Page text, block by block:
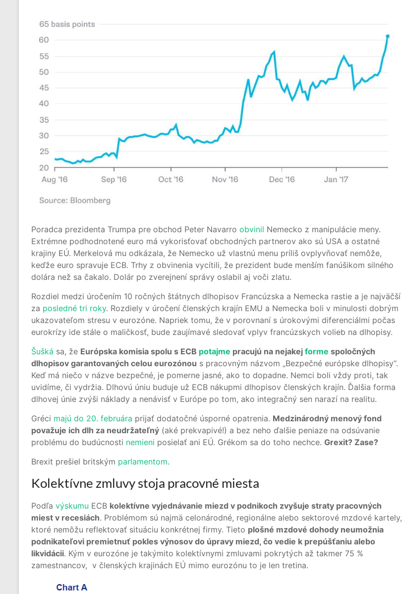
Poradca prezidenta Trumpa pre obchod Peter Navarro obvinil Nemecko z manipulácie meny.
Extrémne podhodnotené euro má vykorisťovať obchodných partnerov ako sú USA a ostatné
krajiny EÚ. Merkelová mu odkázala, že Nemecko už vlastnú menu príliš ovplyvňovať nemôže,
keďže euro spravuje ECB. Trhy z obvinenia vycítili, že prezident bude menším fanúšikom silného
dolára než sa čakalo. Dolár po zverejnení správy oslabil aj voči zlatu.
Rozdiel medzi úročením 10 ročných štátnych dlhopisov Francúzska a Nemecka rastie a je najväčší
za posledné tri roky. Rozdiely v úročení členských krajín EMU a Nemecka boli v minulosti dobrým
ukazovateľom stresu v eurozóne. Napriek tomu, že v porovnaní s úrokovými diferenciálmi počas
eurokrízy ide stále o maličkosť, bude zaujímavé sledovať vplyv francúzskych volieb na dlhopisy.
Šušká sa, že Európska komisia spolu s ECB potajme pracujú na nejakej forme spoločných
dlhopisov garantovaných celou eurozónou s pracovným názvom „Bezpečné európske dlhopisy“.
Keď má niečo v názve bezpečné, je pomerne jasné, ako to dopadne. Nemci boli vždy proti, tak
uvidíme, či vydržia. Dlhovú úniu buduje už ECB nákupmi dlhopisov členských krajín. Ďalšia forma
dlhovej únie zvýši náklady a nenávisť v Európe po tom, ako integračný sen narazí na realitu.
Gréci majú do 20. februára prijať dodatočné úsporné opatrenia. Medzinárodný menový fond
považuje ich dlh za neudržateľný (aké prekvapivé!) a bez neho ďalšie peniaze na odsúvanie
problému do budúcnosti nemieni posielať ani EÚ. Grékom sa do toho nechce. Grexit? Zase?
Brexit prešiel britským parlamentom.
Kolektívne zmluvy stoja pracovné miesta
Podľa výskumu ECB kolektívne vyjednávanie miezd v podnikoch zvyšuje straty pracovných
miest v recesiách. Problémom sú najmä celonárodné, regionálne alebo sektorové mzdové kartely,
ktoré nemôžu reflektovať situáciu konkrétnej firmy. Tieto plošné mzdové dohody neumožnia
podnikateľovi premietnuť pokles výnosov do úpravy miezd, čo vedie k prepúšťaniu alebo
likvidácii. Kým v eurozóne je takýmito kolektívnymi zmluvami pokrytých až takmer 75 %
zamestnancov, v členských krajinách EÚ mimo eurozónu to je len tretina.